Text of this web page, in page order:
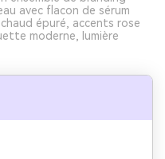
avec flacon de sérum
épuré, accents rose
moderne, lumière